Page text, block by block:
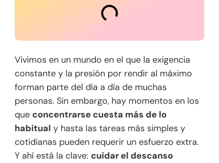
Vivimos en un mundo en el que la exigencia
constante y la presión por rendir al máximo
forman parte del día a día de muchas
personas. Sin embargo, hay momentos en los
que concentrarse cuesta más de lo
habitual y hasta las tareas más simples y
cotidianas pueden requerir un esfuerzo extra.
Y ahí está la clave: cuidar el descanso